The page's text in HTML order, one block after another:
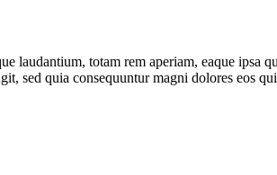
laudantium, totam rem aperiam, eaque ipsa
sed quia consequuntur magni dolores eos